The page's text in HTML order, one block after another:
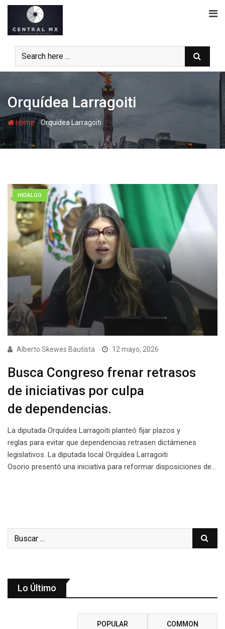
Skip
content
Orquídea Larragoiti
Home-Orquídea Larragoiti
HIDALGO
Alberto Skewes Bautista 12 mayo, 2026
Busca Congreso frenar retrasos
de iniciativas por culpa
de dependencias.
La diputada Orquídea Larragoiti planteó fijar plazos y
reglas para evitar que dependencias retrasen dictámenes
legislativos. La diputada local Orquídea Larragoiti
Osorio presentó una iniciativa para reformar disposiciones de…
Lo Último
POPULAR COMMON